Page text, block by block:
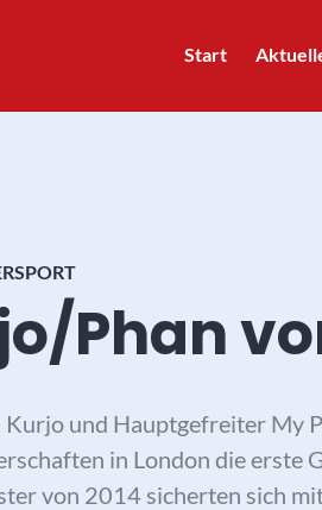
Start
Phan
und Hauptgefreiter My
in London die erste
von 2014 sicherten sich